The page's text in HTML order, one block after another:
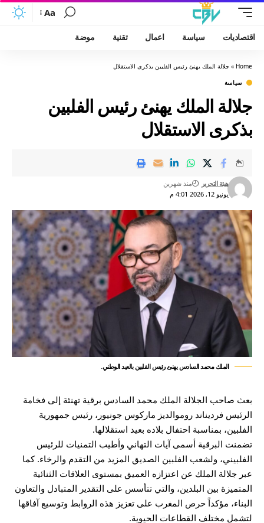
Aa
اقتصاديات سياسة اعمال تقنية موضة
Home
» جلالة الملك يهنئ رئيس الفلبين بذكرى الاستقلال
سياسة
جلالة الملك يهنئ رئيس الفلبين
بذكرى الاستقلال
يونيو 12, 2026 4:01 م
هيئة التحرير منذ شهرين
الملك محمد السادس يهنئ رئيس الفلبين بالعيد الوطني.
بعث صاحب الجلالة الملك محمد السادس برقية تهنئة إلى فخامة
الرئيس فرديناند روموالديز ماركوس جونيور، رئيس جمهورية
الفلبين، بمناسبة احتفال بلاده بعيد استقلالها.
تضمنت البرقية أسمى آيات التهاني وأطيب التمنيات للرئيس
الفلبيني، ولشعب الفلبين الصديق المزيد من التقدم والرخاء. كما
عبر جلالة الملك عن اعتزازه العميق بمستوى العلاقات الثنائية
المتميزة بين البلدين، والتي تتأسس على التقدير المتبادل والتعاون
البناء، مؤكداً حرص المغرب على تعزيز هذه الروابط وتوسيع آفاقها
لتشمل مختلف القطاعات الحيوية.